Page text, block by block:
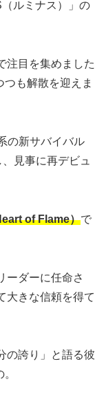
ルミナス）」の
注目を集めました
も解散を迎えま
の新サバイバル
見事に再デビュ
of Flame）で
ーダーに任命さ
大きな信頼を得て
の誇り」と語る彼